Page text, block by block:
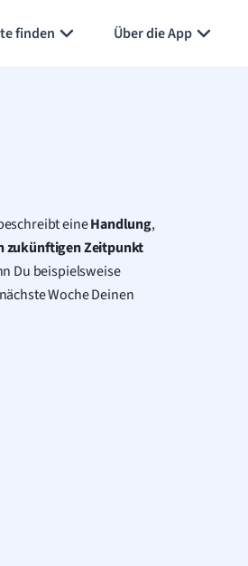
finden Über die App
eineHandlung,
zukünftigen Zeitpunkt
Du beispielsweise
Woche Deinen